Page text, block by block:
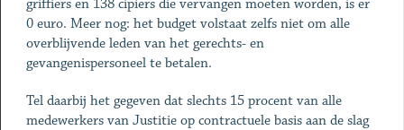
griffiers en 138 cipiers die vervangen moeten worden, is er
0 euro. Meer nog: het budget volstaat zelfs niet om alle
overblijvende leden van het gerechts- en
gevangenispersoneel te betalen.
Tel daarbij het gegeven dat slechts 15 procent van alle
medewerkers van Justitie op contractuele basis aan de slag